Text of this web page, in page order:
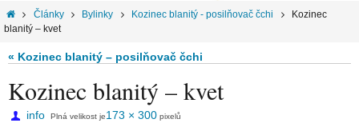
Články Bylinky Kozinec blanitý - posilňovač čchi
Kozinec
blanitý – kvet
« Kozinec blanitý – posilňovač čchi
Kozinec blanitý – kvet
info Plná velikost je173 × 300 pixelů